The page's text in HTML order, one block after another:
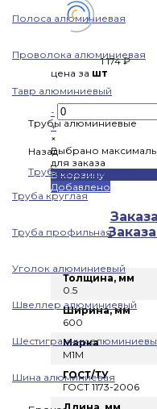
Полоса алюминиевая
Проволока алюминиевая
Тавр алюминиевый
Трубы алюминиевые
Назад
Трубы алюминиевые
Труба круглая
Труба профильная
Уголок алюминиевый
Швеллер алюминиевый
Шестигранник
Шина алюминиевая
1 174 ₽
цена за шт
-
+
×
Выбрано
для заказа
В корзину
Добавлено
Толщина, мм
0.5
Ширина, мм
600
Марка
М1М
ГОСТ/ТУ
ГОСТ 1173-2006